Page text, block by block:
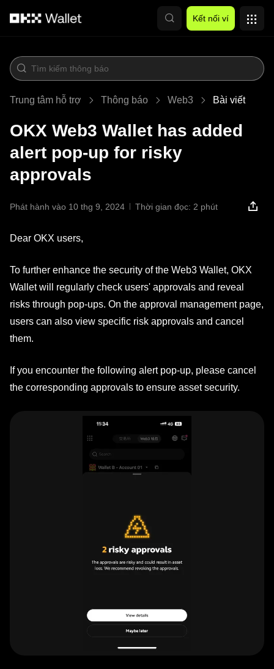
Kết nối ví
Trung tâm hỗ trợ Thông báo Web3 Bài viết
OKX Web3 Wallet has added
alert pop-up for risky
approvals
Phát hành vào 10 thg 9, 2024 Thời gian đọc: 2 phút
Dear OKX users,
To further enhance the security of the Web3 Wallet, OKX
Wallet will regularly check users' approvals and reveal
risks through pop-ups. On the approval management page,
users can also view specific risk approvals and cancel
them.
If you encounter the following alert pop-up, please cancel
the corresponding approvals to ensure asset security.